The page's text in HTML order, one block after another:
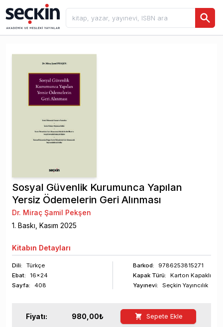
Sosyal Güvenlik Kurumunca Yapılan
Yersiz Ödemelerin Geri Alınması
Dr. Miraç Şamil Pekşen
1. Baskı, Kasım 2025
Kitabın Detayları
Dili:
Türkçe
Ebat:
16x24
Sayfa: 408
Barkod:
9786253815271
Kapak Türü:
Karton Kapaklı
Yayınevi:
Seçkin Yayıncılık
Fiyatı: 980,00₺ Sepete Ekle